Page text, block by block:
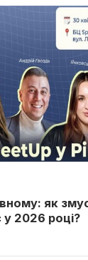
як
2026 році?